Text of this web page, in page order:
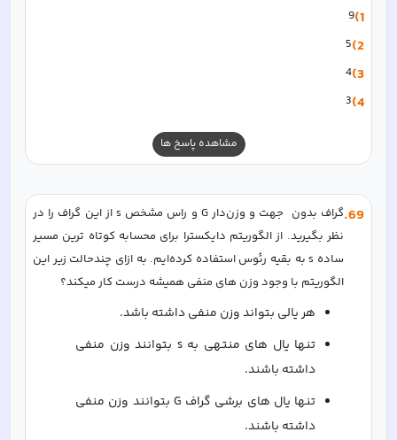
1)
9
2)
5
3)
4
4)
3
مشاهده پاسخ ها
69
.
الگوریتم با وجود وزن های منفی همیشه درست کار میکند؟
هر یالی بتواند وزن منفی داشته باشد.
داشته باشند.
داشته باشند.